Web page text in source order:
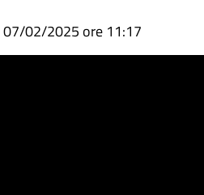
su
Facebook
Condividi
su
Condividi
07/02/2025 ore 11:17